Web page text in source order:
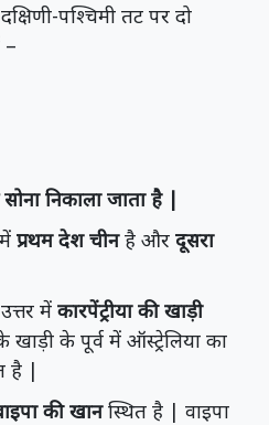
पश्चिमी तट पर दो
–
निकाला जाता है |
प्रथम देश चीनहै और दूसरा
में कारपेंट्रीया की खाड़ी
खाड़ी के पूर्व में ऑस्ट्रेलिया का
है |
की खानस्थित है | वाइपा